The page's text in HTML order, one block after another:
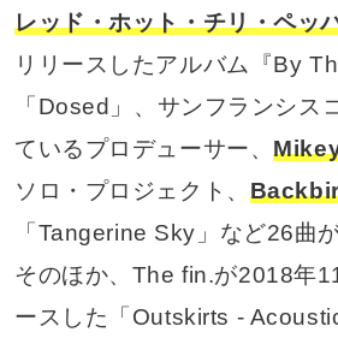
レッド・ホット・チリ・ペッ
リリースしたアルバム『By
「Dosed」、サンフランシス
ているプロデューサー、
ソロ・プロジェクト、
「Tangerine Sky」など26曲
そのほか、The fin.が2018年
ースした「Outskirts -